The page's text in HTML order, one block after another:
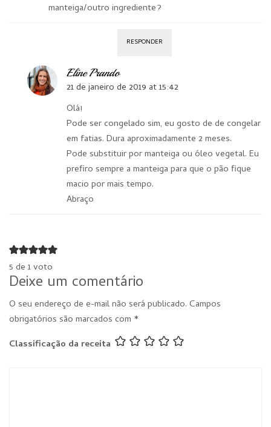
manteiga/outro ingrediente?
RESPONDER
Eline Prando
21 de janeiro de 2019 at 15:42
Olá!
Pode ser congelado sim, eu gosto de de congelar
em fatias. Dura aproximadamente 2 meses.
Pode substituir por manteiga ou óleo vegetal. Eu
prefiro sempre a manteiga para que o pão fique
macio por mais tempo.
Abraço
5 de 1 voto
Deixe um comentário
O seu endereço de e-mail não será publicado. Campos
obrigatórios são marcados com *
Classificação da receita